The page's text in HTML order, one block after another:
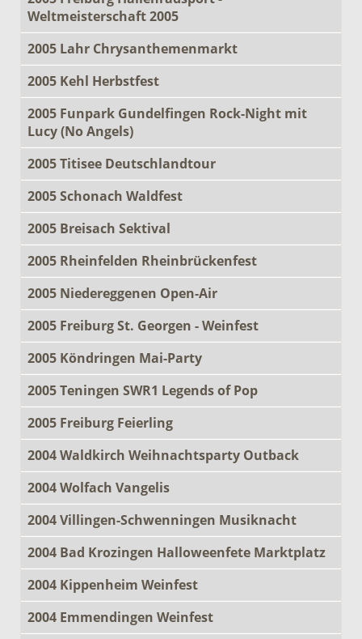
Weltmeisterschaft 2005
2005 Lahr Chrysanthemenmarkt
2005 Kehl Herbstfest
2005 Funpark Gundelfingen Rock-Night mit
Lucy (No Angels)
2005 Titisee Deutschlandtour
2005 Schonach Waldfest
2005 Breisach Sektival
2005 Rheinfelden Rheinbrückenfest
2005 Niedereggenen Open-Air
2005 Freiburg St. Georgen - Weinfest
2005 Köndringen Mai-Party
2005 Teningen SWR1 Legends of Pop
2005 Freiburg Feierling
2004 Waldkirch Weihnachtsparty Outback
2004 Wolfach Vangelis
2004 Villingen-Schwenningen Musiknacht
2004 Bad Krozingen Halloweenfete Marktplatz
2004 Kippenheim Weinfest
2004 Emmendingen Weinfest